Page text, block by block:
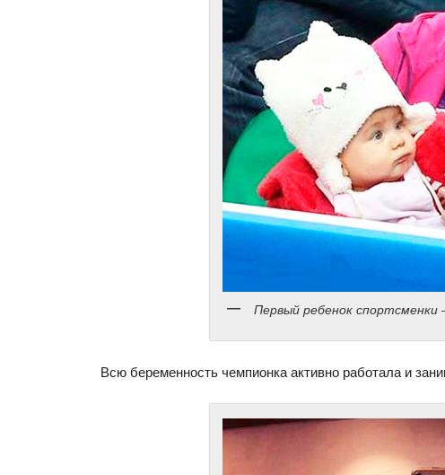
Первый ребенок спортсменки
Всю беременность чемпионка активно работала и